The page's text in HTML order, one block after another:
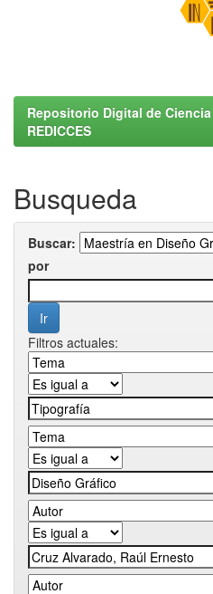
Repositorio Digital de
REDICCES
Busqueda
Buscar:
por
Filtros actuales: